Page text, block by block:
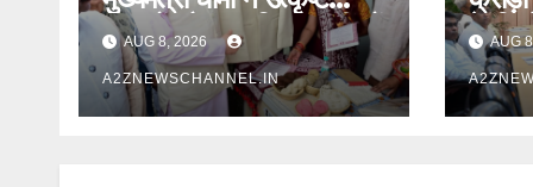
बुनकरों और हस्तशिल्प कारीगरों
को किया सम्मानित
AUG 8, 2026
A2ZNEWSCHANNEL.IN
के AUG